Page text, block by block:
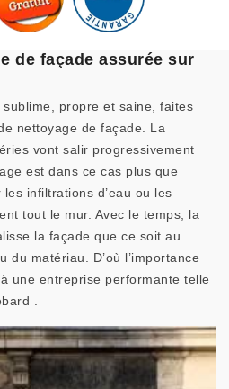
de façade assurée sur
propre et saine, faites
nettoyage de façade. La
vont salir progressivement
est dans ce cas plus que
infiltrations d’eau ou les
tout le mur. Avec le temps, la
la façade que ce soit au
du matériau. D’où l’importance
une entreprise performante telle
.